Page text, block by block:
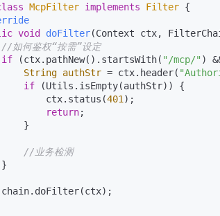
McpFilter implements Filter {
void doFilter(Context ctx,
//如何鉴权“按需”设定
if (ctx.pathNew().startsWith( "/mcp/" )
String authStr = ctx.header(
if (Utils.isEmpty(authStr)) {
ctx.status(
401 );
return;
}
//业务检测